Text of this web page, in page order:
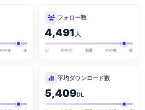
やや多 多
フォロー数
4,491 人
少 やや少 普通 やや多 多
平均ダウンロード数
5,409DL